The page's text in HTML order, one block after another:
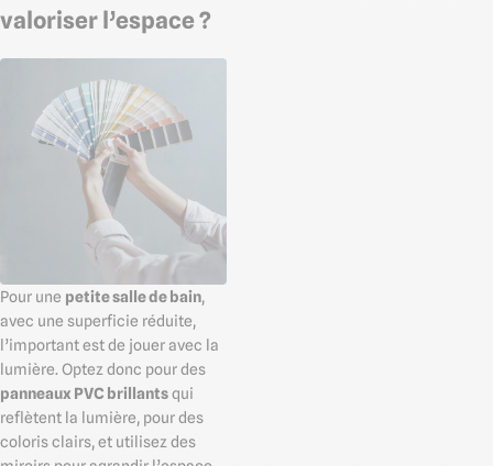
valoriser l’espace ?
Pour une petite salle de bain,
avec une superficie réduite,
l’important est de jouer avec la
lumière. Optez donc pour des
panneaux PVC brillantsqui
reflètent la lumière, pour des
coloris clairs, et utilisez des